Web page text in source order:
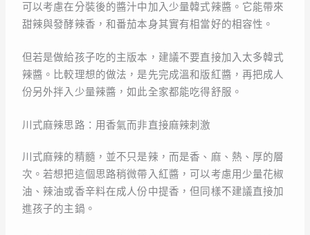
可以考慮在分裝後的醬汁中加入少量韓式辣醬。它能帶來
甜辣與發酵辣香，和番茄本身其實有相當好的相容性。
但若是做給孩子吃的主版本，建議不要直接加入太多韓式
辣醬。比較理想的做法，是先完成溫和版紅醬，再把成人
份另外拌入少量辣醬，如此全家都能吃得舒服。
川式麻辣思路：用香氣而非直接麻辣刺激
川式麻辣的精髓，並不只是辣，而是香、麻、熱、厚的層
次。若想把這個思路稍微帶入紅醬，可以考慮用少量花椒
油、辣油或香辛料在成人份中提香，但同樣不建議直接加
進孩子的主鍋。